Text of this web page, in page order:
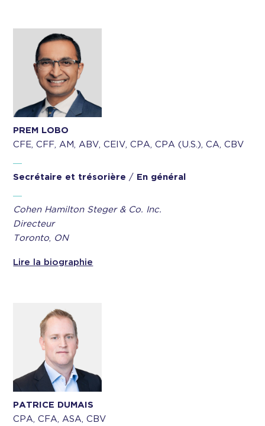
PREM LOBO
CFE, CFF, AM, ABV, CEIV, CPA, CPA (U.S.), CA, CBV
Secrétaire et trésorière / En général
Cohen Hamilton Steger & Co. Inc.
Directeur
Toronto, ON
Lire la biographie
PATRICE DUMAIS
CPA, CFA, ASA, CBV